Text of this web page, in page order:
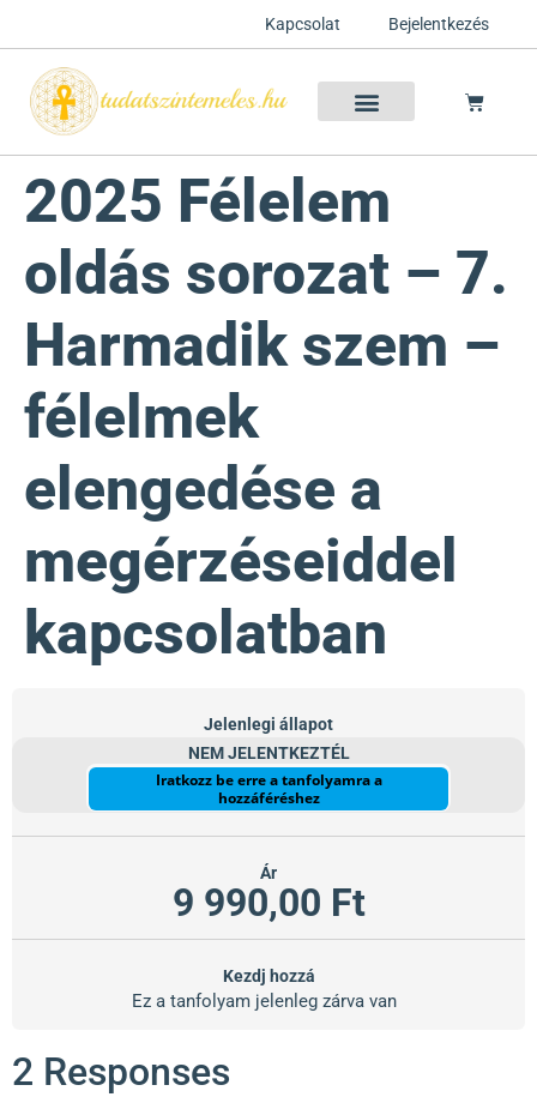
Kapcsolat Bejelentkezés
2025 Félelem
oldás sorozat – 7.
Harmadik szem –
félelmek
elengedése a
megérzéseiddel
kapcsolatban
Jelenlegi állapot
NEM JELENTKEZTÉL
Iratkozz be erre a tanfolyamra a
hozzáféréshez
Ár
9 990,00 Ft
Kezdj hozzá
Ez a tanfolyam jelenleg zárva van
2 Responses